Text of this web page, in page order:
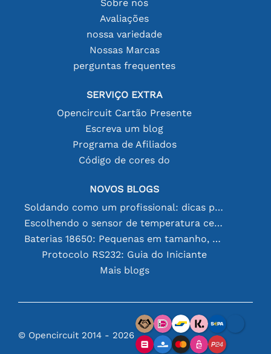
Sobre nós
Avaliações
nossa variedade
Nossas Marcas
perguntas frequentes
SERVIÇO EXTRA
Opencircuit Cartão Presente
Escreva um blog
Programa de Afiliados
Código de cores do
NOVOS BLOGS
Soldando como um profissional: dicas para conexões eletrônicas perfeitas
Escolhendo o sensor de temperatura certo [youtube]
Baterias 18650: Pequenas em tamanho, grandes em desempenho
Protocolo RS232: Guia do Iniciante
Mais blogs
© Opencircuit 2014 - 2026